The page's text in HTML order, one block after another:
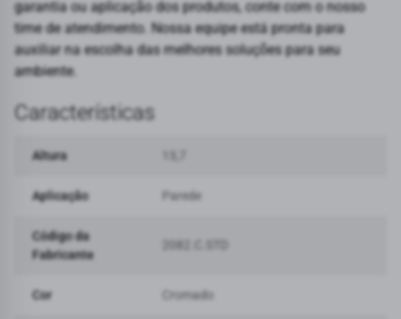
garantia ou aplicação dos produtos, conte com o nosso
time de atendimento. Nossa equipe está pronta para
auxiliar na escolha das melhores soluções para seu
ambiente.
Características
Altura
Aplicação Parede
Código da
Fabricante
Cor Cromado